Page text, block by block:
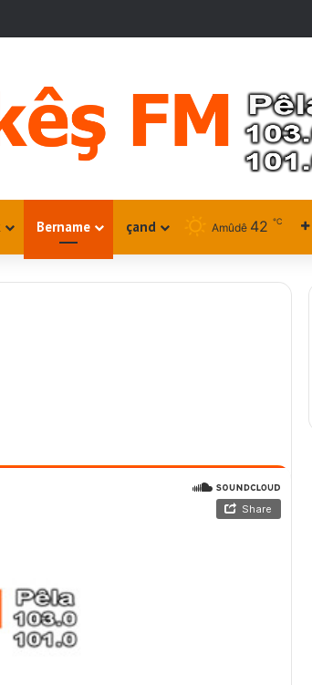
Bername çand Amûdê 42 ℃